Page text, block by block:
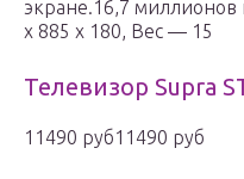
экране.16,7
x 885 x 180, Вес — 15
Телевизор Supra
11490 руб11490 руб